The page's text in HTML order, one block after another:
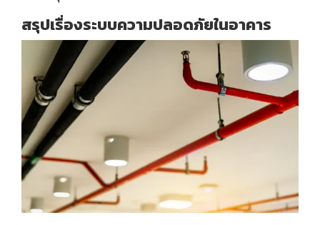
สรุปเรื่องระบบความปลอดภัยในอาคาร